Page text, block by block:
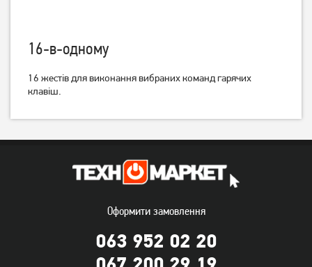
mode Wireless Grey (M100)
599 грн 449грн
Миша A4Tech Fstyler FG30S
Миша Gembird MUSW-4BS-
16-в-одному
16 жестів для виконання вибраних команд гарячих
клавіш.
Оформити замовлення
063 952 02 20